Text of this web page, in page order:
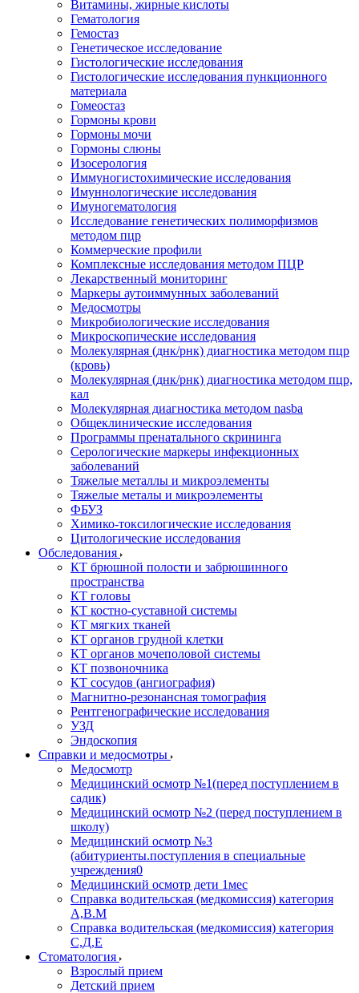
Витамины, жирные кислоты
Гематология
Гемостаз
Генетическое исследование
Гистологические исследования
Гистологические исследования пункционного
материала
Гомеостаз
Гормоны крови
Гормоны мочи
Гормоны слюны
Изосерология
Иммуногистохимические исследования
Имуннологические исследования
Имуногематология
Исследование генетических полиморфизмов
методом пцр
Коммерческие профили
Комплексные исследования методом ПЦР
Лекарственный мониторинг
Маркеры аутоиммунных заболеваний
Медосмотры
Микробиологические исследования
Микроскопические исследования
Молекулярная (днк/рнк) диагностика методом пцр
(кровь)
Молекулярная (днк/рнк) диагностика методом пцр,
кал
Молекулярная диагностика методом nasba
Общеклинические исследования
Программы пренатального скрининга
Серологические маркеры инфекционных
заболеваний
Тяжелые металлы и микроэлементы
Тяжелые металы и микроэлементы
ФБУЗ
Химико-токсилогические исследования
Цитологические исследования
Обследования
КТ брюшной полости и забрюшинного
пространства
КТ головы
КТ костно-суставной системы
КТ мягких тканей
КТ органов грудной клетки
КТ органов мочеполовой системы
КТ позвоночника
КТ сосудов (ангиография)
Магнитно-резонансная томография
Рентгенографические исследования
УЗД
Эндоскопия
Справки и медосмотры
Медосмотр
Медицинский осмотр №1(перед поступлением в
садик)
Медицинский осмотр №2 (перед поступлением в
школу)
Медицинский осмотр №3
(абитуриенты.поступления в специальные
учреждения0
Медицинский осмотр дети 1мес
Справка водительская (медкомиссия) категория
А,В.М
Справка водительская (медкомиссия) категория
С,Д,Е
Стоматология
Взрослый прием
Детский прием